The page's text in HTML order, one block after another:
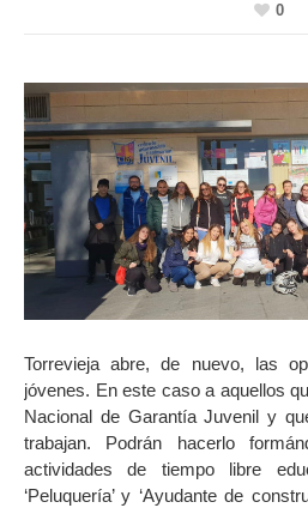
0
Torrevieja abre, de nuevo, las
jóvenes. En este caso a aquellos
Nacional de Garantía Juvenil y
trabajan. Podrán hacerlo
actividades de tiempo libre
‘Peluquería’ y ‘Ayudante de